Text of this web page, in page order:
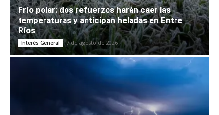
Frío polar: dos refuerzos harán caer las
temperaturas y anticipan heladas en Entre
Ríos
Interés General 7 de agosto de 2026